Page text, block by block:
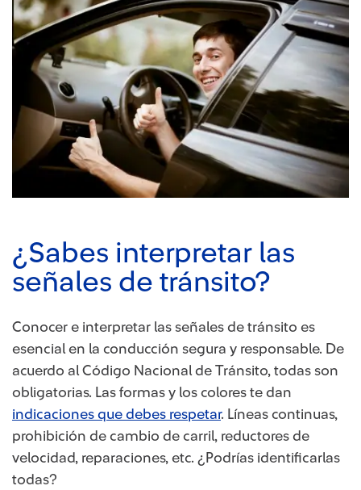
¿Sabes interpretar las
señales de tránsito?
Conocer e interpretar las señales de tránsito es
esencial en la conducción segura y responsable. De
acuerdo al Código Nacional de Tránsito, todas son
obligatorias. Las formas y los colores te dan
indicaciones que debes respetar. Líneas continuas,
prohibición de cambio de carril, reductores de
velocidad, reparaciones, etc. ¿Podrías identificarlas
todas?